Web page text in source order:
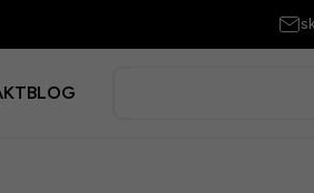
BLOG